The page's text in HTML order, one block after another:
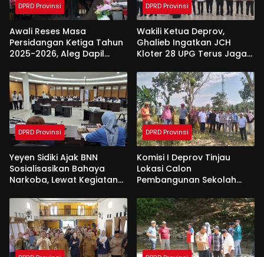
DPRD Provinsi
Awali Reses Masa
Persidangan Ketiga Tahun
2025-2026, Aleg Dapil
Apresiasi Dari Pemda
DPRD Provinsi
Wakili Ketua Deprov,
Ghalieb Ingatkan JCH
Kloter 28 UPG Terus Jaga
Tanah Suci
DPRD Provinsi
Yeyen Sidiki Ajak BNN
Sosialisasikan Bahaya
Narkoba, Lewat Kegiatan
DPRD Provinsi
Komisi I Deprov Tinjau
Lokasi Calon
Pembangunan Sekolah